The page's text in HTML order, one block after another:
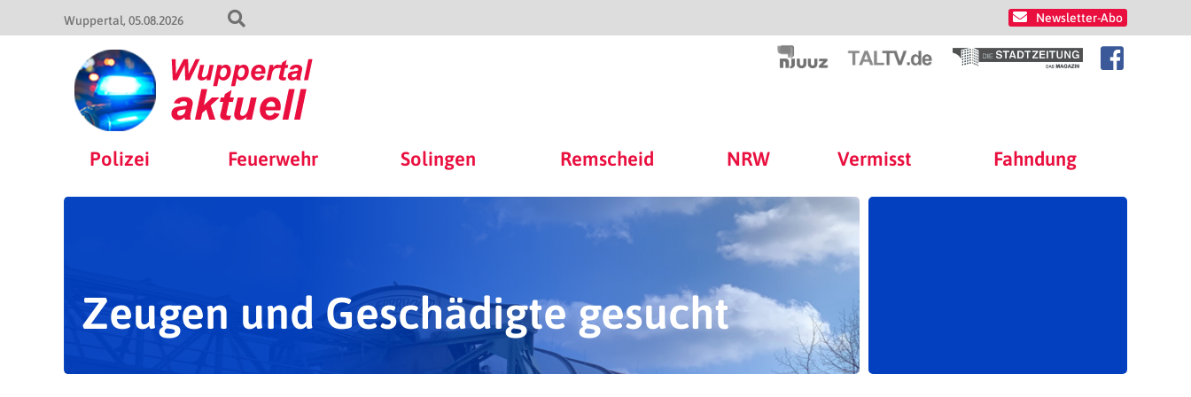
Wuppertal 05.08.2026 Newsletter-Abo
Polizei Feuerwehr Solingen Remscheid NRW Vermisst Fahndung
Zeugen und Geschädigte gesucht